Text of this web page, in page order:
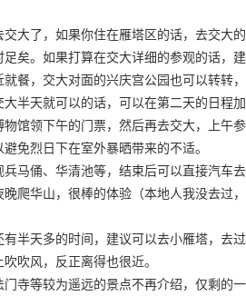
大了，如果你住在雁塔区的话，去交大
矣。如果打算在交大详细的参观的话，
餐，交大对面的兴庆宫公园也可以转转
半天就可以的话，可以在第二天的日程
馆领下午的门票，然后再去交大，上午
免烈日下在室外暴晒带来的不适。
马俑、华清池等，结束后可以直接汽车
爬华山，很棒的体验（本地人我没去过
半天多的时间，建议可以去小雁塔，去
吹风，反正离得也很近。
寺等较为遥远的景点不再介绍，仅剩的